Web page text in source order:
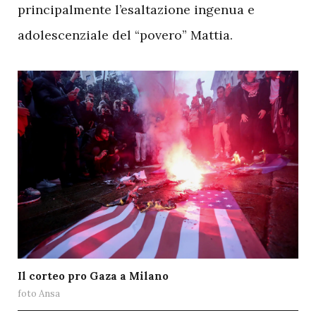
principalmente l’esaltazione ingenua e
adolescenziale del “povero” Mattia.
Il corteo pro Gaza a Milano
foto Ansa